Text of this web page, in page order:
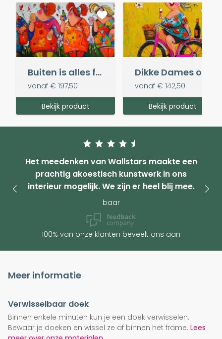
Buiten is alles fijner
vanaf € 197,50
Bekijk product
vanaf € 142,50
Bekijk product
Het meedenken van Wallstars maakte een
prachtig akoestisch kunstwerk in ons
interieur mogelijk. We zijn er heel blij mee.
baar
100% van onze klanten beveelt ons aan
Meer informatie
Verwisselbaar doek
Binnen enkele minuten kun je een doek verwisselen.
Bewaar je doeken en wissel ze af binnen het frame. Lees